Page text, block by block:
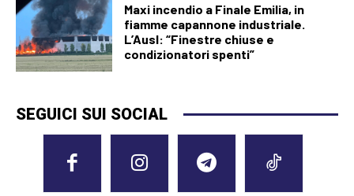
Maxi incendio a Finale Emilia, in
fiamme capannone industriale.
L’Ausl: “Finestre chiuse e
condizionatori spenti”
SEGUICI SUI SOCIAL